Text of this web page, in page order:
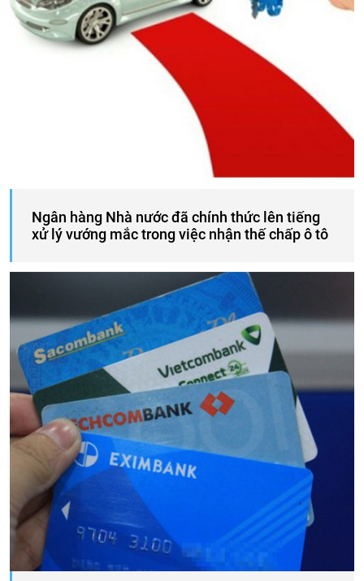
Ngân hàng Nhà nước đã chính thức lên tiếng
xử lý vướng mắc trong việc nhận thế chấp ô tô